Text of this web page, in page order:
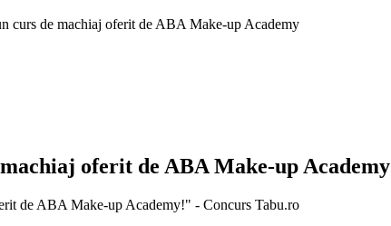
curs de machiaj oferit de ABA Make-up Academy
oferit de ABA Make-up Academy
de ABA Make-up Academy!" - Concurs Tabu.ro